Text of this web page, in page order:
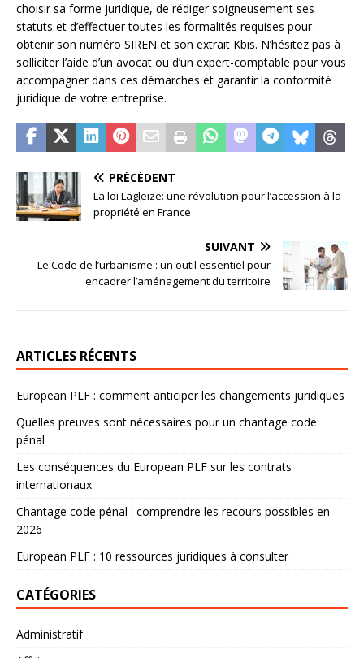
choisir sa forme juridique, de rédiger soigneusement ses
statuts et d’effectuer toutes les formalités requises pour
obtenir son numéro SIREN et son extrait Kbis. N’hésitez pas à
solliciter l’aide d’un avocat ou d’un expert-comptable pour vous
accompagner dans ces démarches et garantir la conformité
juridique de votre entreprise.
PRÉCÉDENT
La loi Lagleize: une révolution pour l’accession à la
propriété en France
SUIVANT
Le Code de l’urbanisme : un outil essentiel pour
encadrer l’aménagement du territoire
ARTICLES RÉCENTS
European PLF : comment anticiper les changements juridiques
Quelles preuves sont nécessaires pour un chantage code
pénal
Les conséquences du European PLF sur les contrats
internationaux
Chantage code pénal : comprendre les recours possibles en
2026
European PLF : 10 ressources juridiques à consulter
CATÉGORIES
Administratif